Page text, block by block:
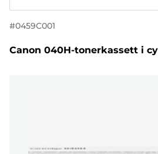
#0459C001
Canon 040H-tonerkassett i